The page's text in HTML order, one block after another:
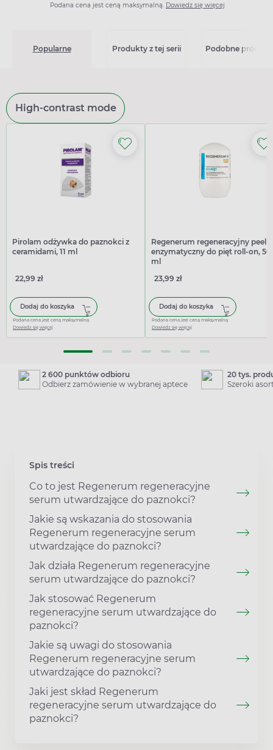
Podana cena jest ceną maksymalną. Dowiedz się więcej
Popularne Produkty z tej serii Podobne
High-contrast mode
Pirolam odżywka do paznokci z
ceramidami, 11 ml
22,99 zł
Dodaj do koszyka
Podana cena jest ceną maksymalną
Dowiedz się więcej
Regenerum regeneracyjny
enzymatyczny do pięt roll-on, 50
ml
23,99 zł
Dodaj do koszyka
Podana cena jest ceną maksymalną
Dowiedz się więcej
2 600 punktów odbioru
Odbierz zamówienie w wybranej aptece
20 tys.
Szeroki
Spis treści
Co to jest Regenerum regeneracyjne
serum utwardzające do paznokci?
Jakie są wskazania do stosowania
Regenerum regeneracyjne serum
utwardzające do paznokci?
Jak działa Regenerum regeneracyjne
serum utwardzające do paznokci?
Jak stosować Regenerum
regeneracyjne serum utwardzające do
paznokci?
Jakie są uwagi do stosowania
Regenerum regeneracyjne serum
utwardzające do paznokci?
Jaki jest skład Regenerum
regeneracyjne serum utwardzające do
paznokci?